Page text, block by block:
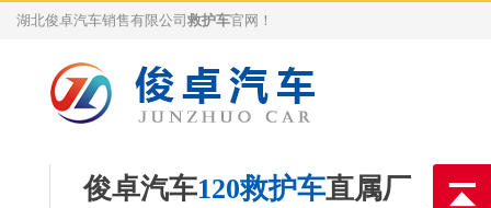
湖北俊卓汽车销售有限公司 救护车官网！
俊卓汽车120救护车直属厂